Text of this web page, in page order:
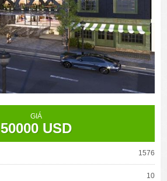
GIÁ
50000 USD
1576
10